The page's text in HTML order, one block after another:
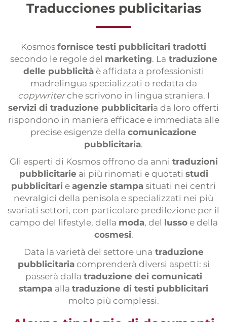
Interpretación a distancia
Locuciones
Subtitulación
Sitios web multilingües
Maquetación multilingüe
Encuestas internacionales
Organización de eventos
Prácticas
Formulario traductores
Pruebas de traducción
Traducciones publicitarias
Kosmos fornisce testi pubblicitari tradotti
secondo le regole del marketing. La traduzione
delle pubblicitàè affidata a professionisti
madrelingua specializzati o redatta da
copywriterche scrivono in lingua straniera. I
servizi di traduzione pubblicitaria da loro offerti
rispondono in maniera efficace e immediata alle
precise esigenze della comunicazione
pubblicitaria.
Gli esperti di Kosmos offrono da anni traduzioni
pubblicitarie ai più rinomati e quotati studi
pubblicitari e agenzie stampa situati nei centri
nevralgici della penisola e specializzati nei più
svariati settori, con particolare predilezione per il
campo del lifestyle, della moda, del lussoe della
cosmesi.
Data la varietà del settore una traduzione
pubblicitariacomprenderà diversi aspetti: si
passerà dalla traduzione dei comunicati
stampa alla traduzione di testi pubblicitari
molto più complessi.